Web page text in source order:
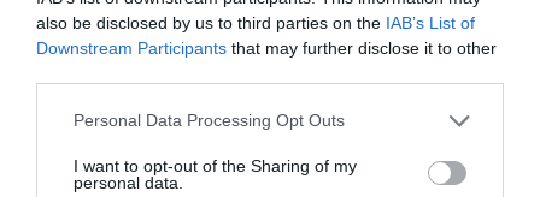
also be disclosed by us to third parties on the IAB’s List of
Downstream Participants that may further disclose it to other
Personal Data Processing Opt Outs
I want to opt-out of the Sharing of my
personal data.
terreno de juego , y la única manera de hacerlo es que
nos genere nuevos ingresos adicionales”, argumentaba
Espanyol: 78 millones de CVC en hotel, ciudad deportiva